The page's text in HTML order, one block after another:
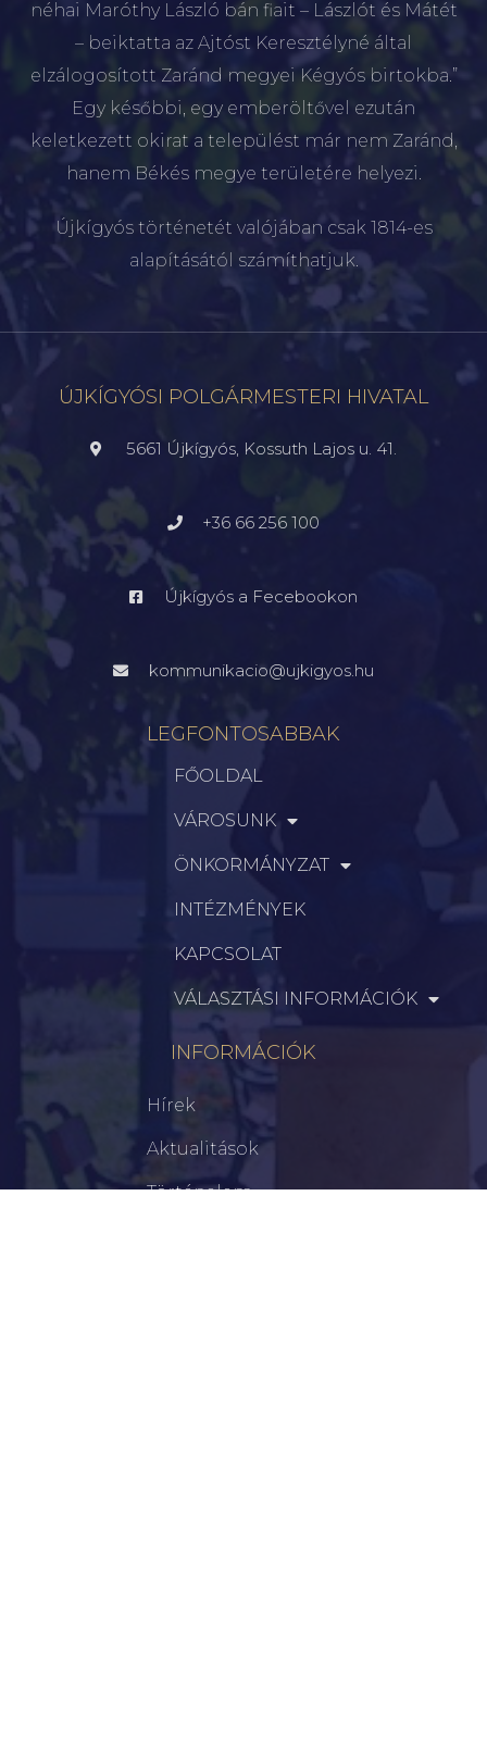
néhai Maróthy László bán fiait – Lászlót és Mátét
– beiktatta az Ajtóst Keresztélyné által
elzálogosított Zaránd megyei Kégyós birtokba.”
Egy későbbi, egy emberöltővel ezután
keletkezett okirat a települést már nem Zaránd,
hanem Békés megye területére helyezi.
Újkígyós történetét valójában csak 1814-es
alapításától számíthatjuk.
ÚJKÍGYÓSI POLGÁRMESTERI HIVATAL
5661 Újkígyós, Kossuth Lajos u. 41.
+36 66 256 100
Újkígyós a Fecebookon
kommunikacio@ujkigyos.hu
LEGFONTOSABBAK
FŐOLDAL
VÁROSUNK
ÖNKORMÁNYZAT
INTÉZMÉNYEK
KAPCSOLAT
VÁLASZTÁSI INFORMÁCIÓK
INFORMÁCIÓK
Hírek
Aktualitások
Történelem